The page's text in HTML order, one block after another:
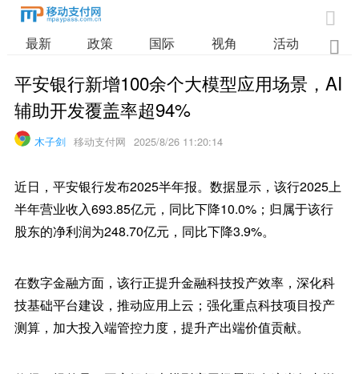

最新 政策 国际 视角 活动 业

平安银行新增100余个大模型应用场景，AI
辅助开发覆盖率超94%
木子剑 移动支付网 2025/8/26 11:20:14
近日，平安银行发布2025半年报。数据显示，该行2025上
半年营业收入693.85亿元，同比下降10.0%；归属于该行
股东的净利润为248.70亿元，同比下降3.9%。
在数字金融方面，该行正提升金融科技投产效率，深化科
技基础平台建设，推动应用上云；强化重点科技项目投产
测算，加大投入端管控力度，提升产出端价值贡献。